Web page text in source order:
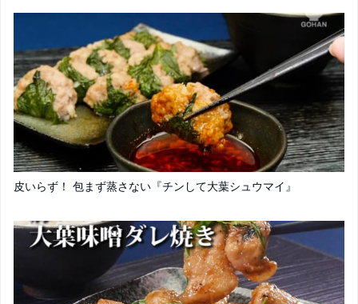
皮いらず！ 包まず蒸さない『チンして大葉シュウマイ』